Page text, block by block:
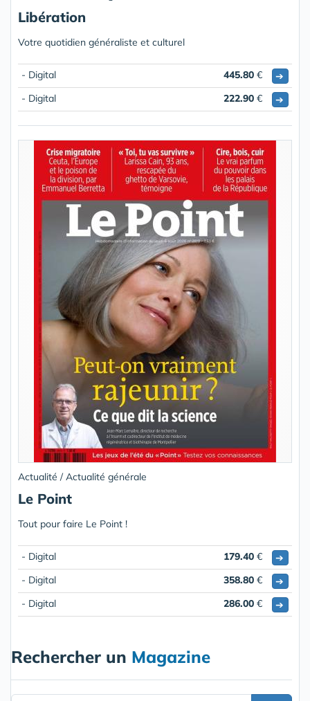
Libération
Votre quotidien généraliste et culturel
- Digital 445.80 €
➔
- Digital
222.90 € ➔
Actualité / Actualité générale
Le Point
Tout pour faire Le Point !
- Digital 179.40 €
➔
- Digital
358.80 €
➔
- Digital
286.00 € ➔
Rechercher un Magazine